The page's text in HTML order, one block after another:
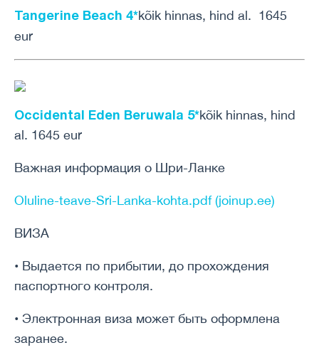
Tangerine Beach 4*kõik hinnas, hind al. 1645
eur
Occidental Eden Beruwala 5*kõik hinnas, hind
al. 1645 eur
Важная информация о Шри-Ланке
Oluline-teave-Sri-Lanka-kohta.pdf (joinup.ee)
ВИЗА
• Выдается по прибытии, до прохождения
паспортного контроля.
• Электронная виза может быть оформлена
заранее.